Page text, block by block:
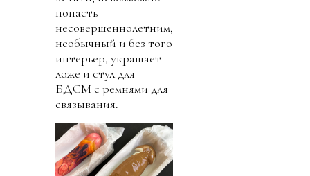
попасть
несовершеннолетним,
необычный и без того
интерьер, украшает
ложе и стул для
БДСМ с ремнями для
связывания.